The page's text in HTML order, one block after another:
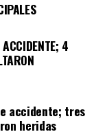
4
accidente; tres
heridas